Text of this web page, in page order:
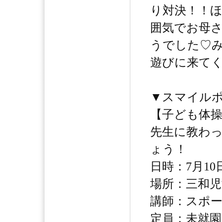
り対決！！
囲気でお母
うでした♡
遊びに来て
▼スマイル
【子ども体
先生に教わ
ょう！
日時：7月10
場所：三和
講師：スポ
定員：未就